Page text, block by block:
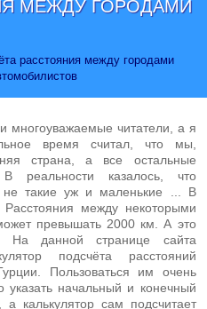
МЕЖДУ ГОРОДАМИ
расстояния между городами
многоуважаемые читатели, а я
время считал, что мы,
страна, а все остальные
реальности казалось, что
не такие уж и маленькие ... В
Расстояния между некоторыми
превышать 2000 км. А это
данной странице сайта
подсчёта расстояний
Пользоваться им очень
указать начальный и конечный
а калькулятор сам подсчитает